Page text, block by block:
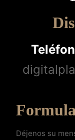
Déjenos su